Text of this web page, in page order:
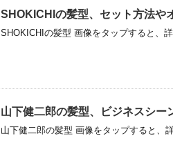
SHOKICHIの髪型、セット方法や
SHOKICHIの髪型 画像をタップすると、
山下健二郎の髪型、ビジネスシー
山下健二郎の髪型 画像をタップすると